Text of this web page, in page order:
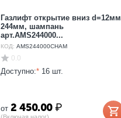
Газлифт открытие вниз d=12мм
244мм, шампань
арт.AMS244000...
КОД: AMS244000CHAM
0.0
Доступно:* 16 шт.
от 2 450.00₽